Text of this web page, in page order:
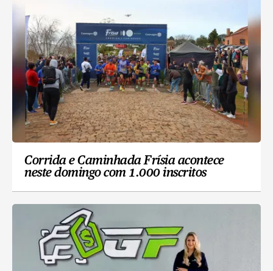
Corrida e Caminhada Frísia acontece
neste domingo com 1.000 inscritos